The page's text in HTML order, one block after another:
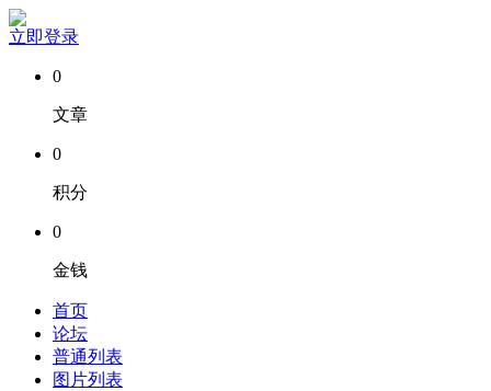
立即登录
0
文章
0
积分
0
金钱
首页
论坛
普通列表
图片列表